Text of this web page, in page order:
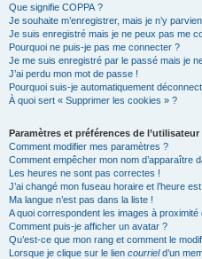
Que signifie COPPA ?
Je souhaite m’enregistrer, mais je n’y
Je suis enregistré mais je ne peux pas me
Pourquoi ne puis-je pas me connecter ?
Je me suis enregistré par le passé mais je
J’ai perdu mon mot de passe !
Pourquoi suis-je automatiquement
À quoi sert « Supprimer les cookies » ?
Paramètres et préférences de l’utilisateur
Comment modifier mes paramètres ?
Comment empêcher mon nom d’apparaître
Les heures ne sont pas correctes !
J’ai changé mon fuseau horaire et l’heure
Ma langue n’est pas dans la liste !
A quoi correspondent les images à proximité
Comment puis-je afficher un avatar ?
Qu’est-ce que mon rang et comment le
Lorsque je clique sur le lien courrield’un